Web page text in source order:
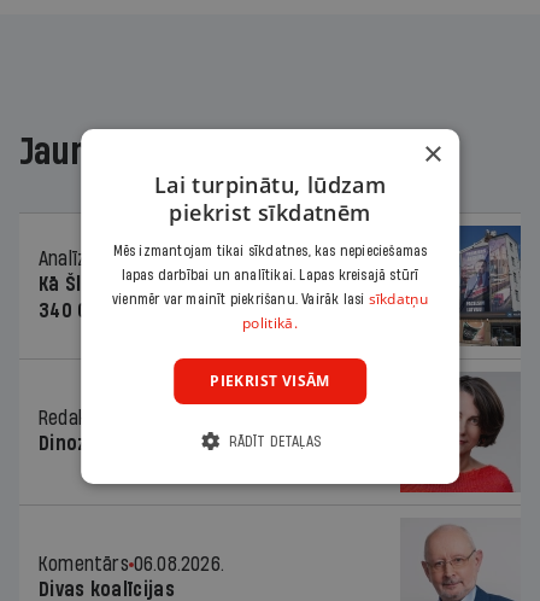
Jaunākajā žurnālā
Analīze
06.08.2026.
Kā Šlesera partija palika nesodīta par
340 000 vērtu reklāmas kampaņu
Redaktores sleja
Dinozaura triks
Komentārs 06.08.2026.
Divas koalīcijas
×
Lai turpinātu, lūdzam
piekrist sīkdatnēm
Mēs izmantojam tikai sīkdatnes, kas nepieciešamas
lapas darbībai un analītikai. Lapas kreisajā stūrī
vienmēr var mainīt piekrišanu. Vairāk lasi sīkdatņu
politikā.
PIEKRIST VISĀM
RĀDĪT DETAĻAS